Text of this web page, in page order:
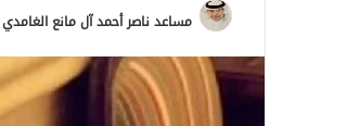
مساعد ناصر أحمد آل مانع الغامدي